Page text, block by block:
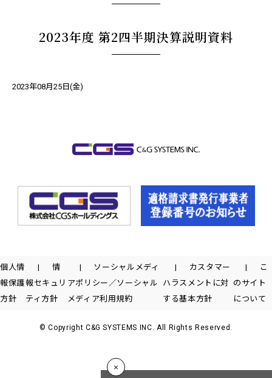
2023年度 第2四半期決算説明資料
2023年08月25日(金)
個人情
報保護
方針
情
報セキュリ
ティ方針
ソーシャルメディ
アポリシー／ソーシャル
メディア利用規約
カスタマー
ハラスメントに対
する基本方針
こ
のサイト
について
© Copyright C&G SYSTEMS INC. All Rights Reserved.